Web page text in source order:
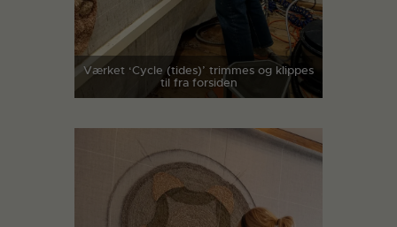
Værket ‘Cycle (tides)’ trimmes og klippes
til fra forsiden